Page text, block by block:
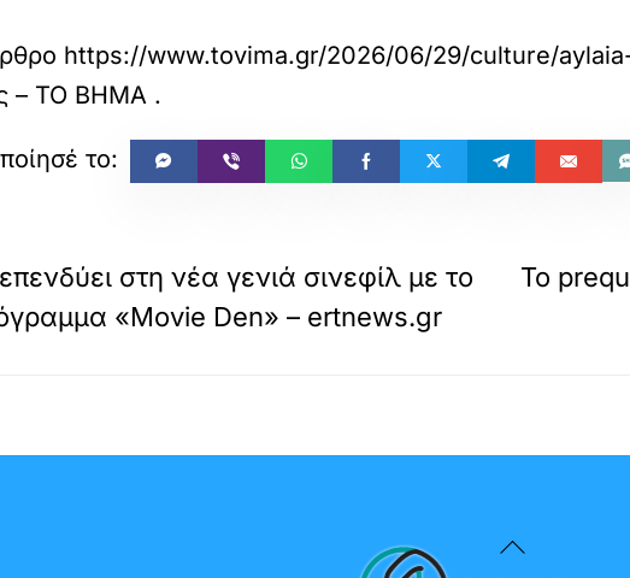
https://www.tovima.gr/2026/06/29/culture/
– ΤΟ ΒΗΜΑ .
στη νέα γενιά σινεφίλ με το
«Movie Den» – ertnews.gr
Το
Back